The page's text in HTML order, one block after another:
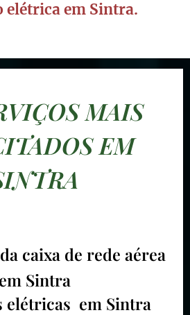
elétrica em Sintra.
MAIS
EM
caixa de rede aérea
em Sintra
elétricas em Sintra